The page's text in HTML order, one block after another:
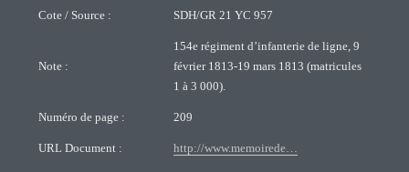
Cote / Source : SDH/GR 21 YC 957
Note :
154e régiment d’infanterie de ligne, 9
février 1813-19 mars 1813 (matricules
1 à 3 000).
Numéro de page : 209
URL Document : http://www.memoirede…